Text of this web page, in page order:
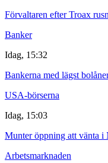
Förvaltaren efter Troax
Banker
Idag, 15:32
Bankerna med lägst
USA-börserna
Idag, 15:03
Munter öppning att vänta
Arbetsmarknaden